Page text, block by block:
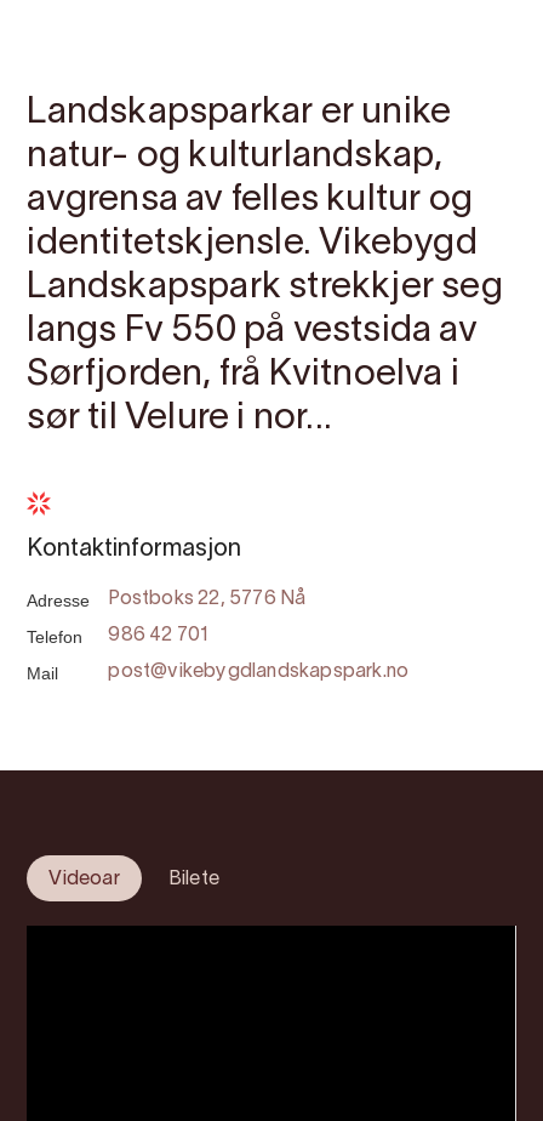
Landskapsparkar er unike
natur- og kulturlandskap,
avgrensa av felles kultur og
identitetskjensle. Vikebygd
Landskapspark strekkjer seg
langs Fv 550 på vestsida av
Sørfjorden, frå Kvitnoelva i
sør til Velure i nor...
Kontaktinformasjon
Adresse Postboks 22, 5776 Nå
Telefon 986 42 701
Mail post@vikebygdlandskapspark.no
Videoar Bilete